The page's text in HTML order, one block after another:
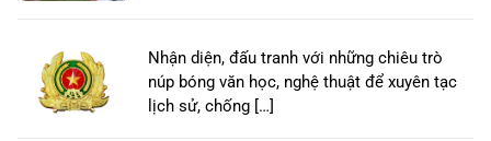
Nhận diện, đấu tranh với những chiêu trò
núp bóng văn học, nghệ thuật để xuyên tạc
lịch sử, chống […]